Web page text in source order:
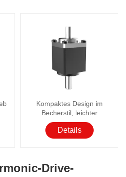
Kompaktes Design im
Becherstil, leichter
Miniatur-Harmonic-Drive
Details
Drive-